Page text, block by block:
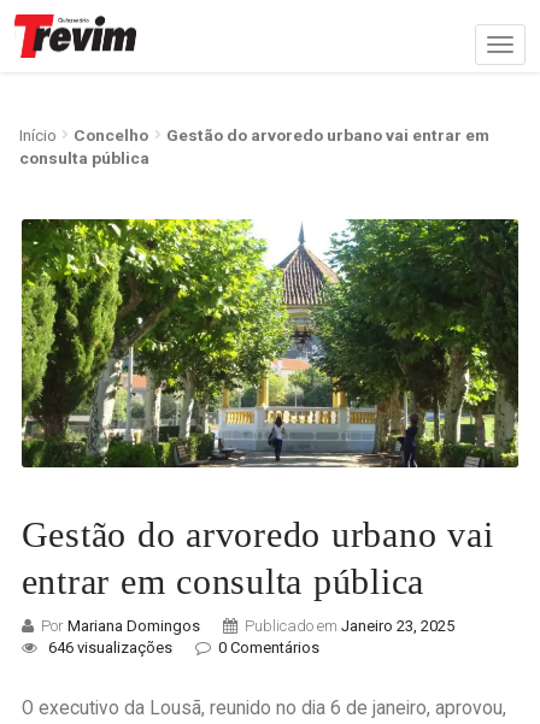
Início Concelho
Gestão do arvoredo urbano vai entrar em
consulta pública
Gestão do arvoredo urbano vai
entrar em consulta pública
Por Mariana Domingos Publicado em Janeiro 23, 2025
646 visualizações
0 Comentários
O executivo da Lousã, reunido no dia 6 de janeiro, aprovou,